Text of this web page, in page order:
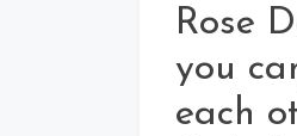
Rose
you
each